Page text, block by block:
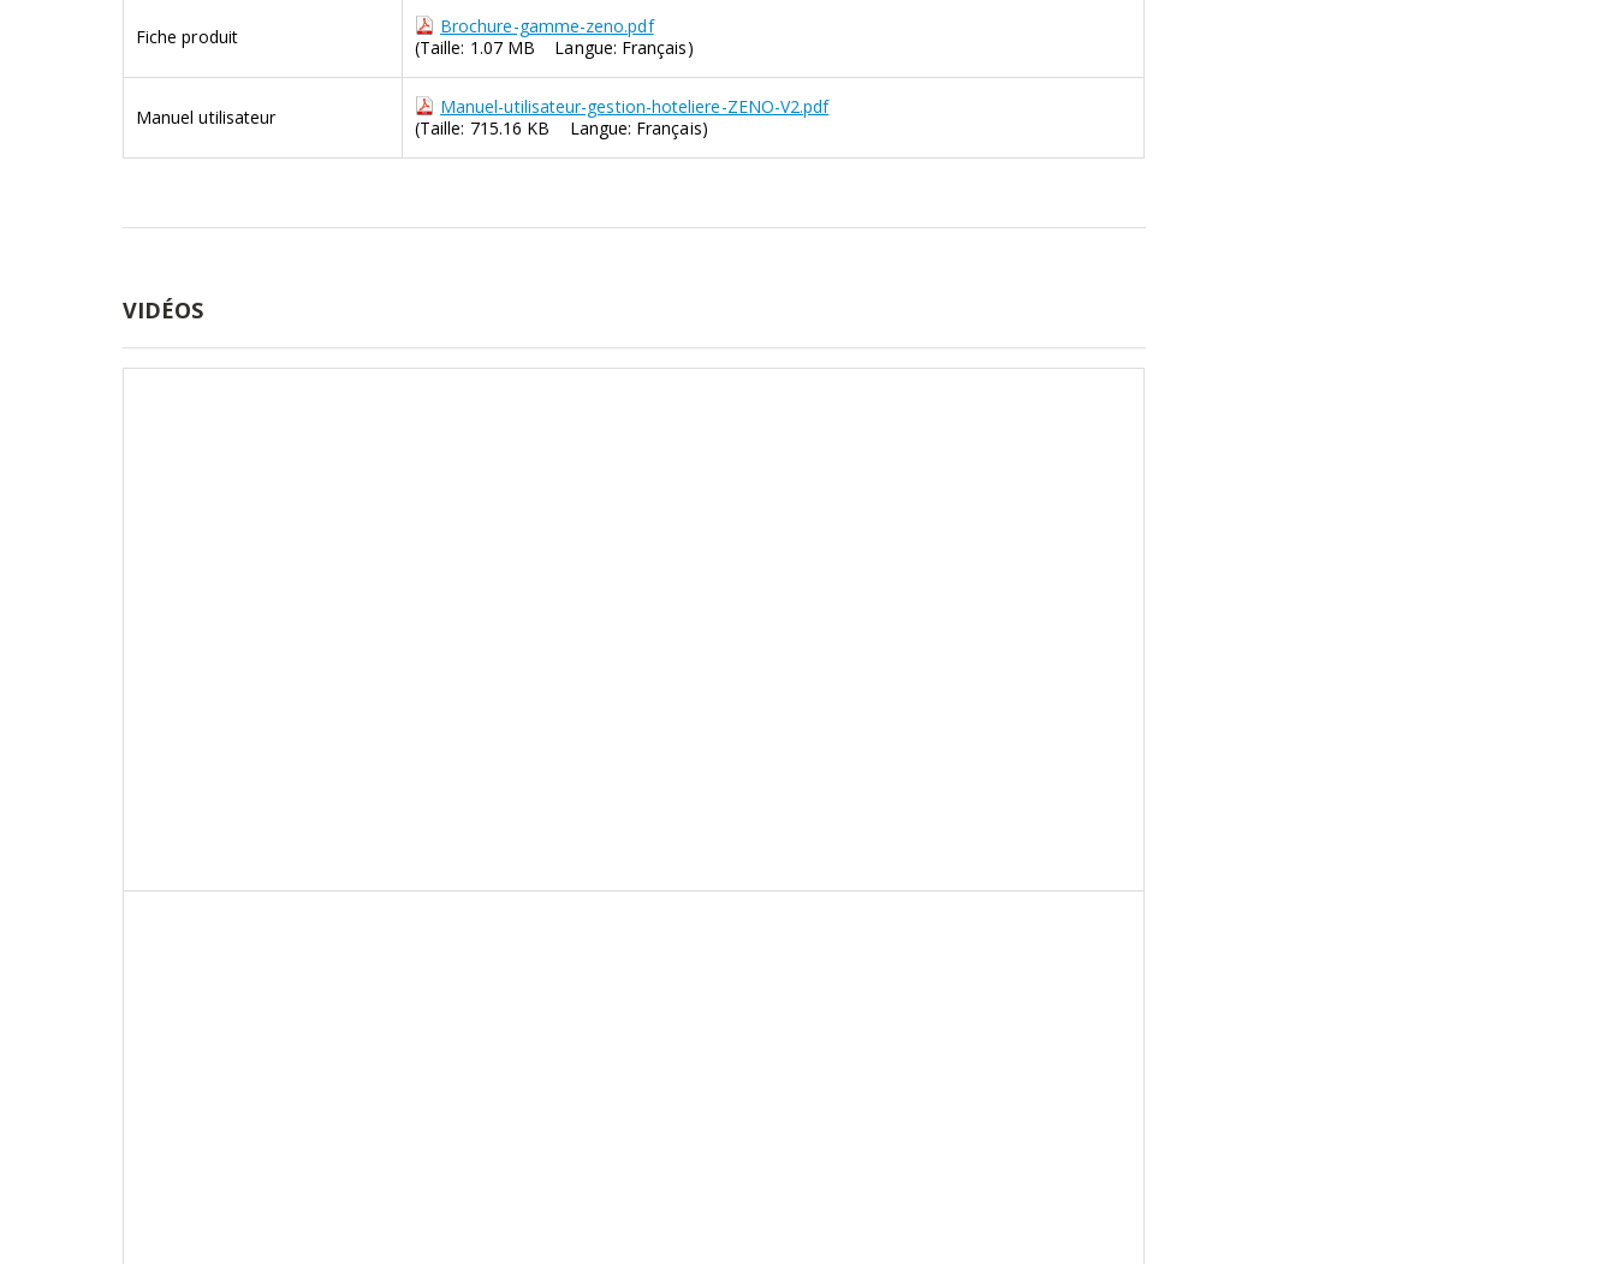
Fiche produit
Brochure-gamme-zeno.pdf
(Taille: 1.07 MB Langue: Français)
Manuel utilisateur
Manuel-utilisateur-gestion-hoteliere-ZENO-V2.pdf
(Taille: 715.16 KB Langue: Français)
VIDÉOS